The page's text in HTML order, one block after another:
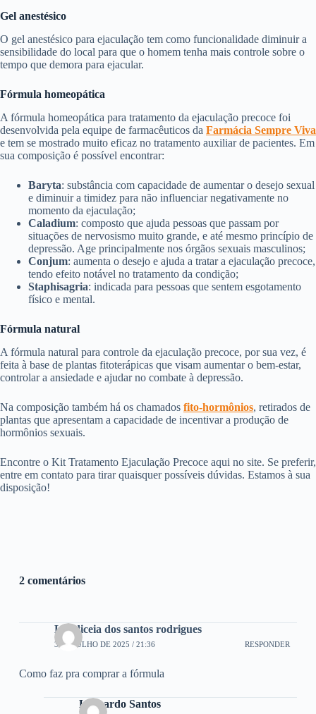
Gel anestésico
O gel anestésico para ejaculação tem como funcionalidade diminuir a
sensibilidade do local para que o homem tenha mais controle sobre o
tempo que demora para ejacular.
Fórmula homeopática
A fórmula homeopática para tratamento da ejaculação precoce foi
desenvolvida pela equipe de farmacêuticos da Farmácia Sempre Viva
e tem se mostrado muito eficaz no tratamento auxiliar de pacientes. Em
sua composição é possível encontrar:
Baryta: substância com capacidade de aumentar o desejo sexual
e diminuir a timidez para não influenciar negativamente no
momento da ejaculação;
Caladium: composto que ajuda pessoas que passam por
situações de nervosismo muito grande, e até mesmo princípio de
depressão. Age principalmente nos órgãos sexuais masculinos;
Conjum: aumenta o desejo e ajuda a tratar a ejaculação precoce,
tendo efeito notável no tratamento da condição;
Staphisagria: indicada para pessoas que sentem esgotamento
físico e mental.
Fórmula natural
A fórmula natural para controle da ejaculação precoce, por sua vez, é
feita à base de plantas fitoterápicas que visam aumentar o bem-estar,
controlar a ansiedade e ajudar no combate à depressão.
Na composição também há os chamados fito-hormônios, retirados de
plantas que apresentam a capacidade de incentivar a produção de
hormônios sexuais.
Encontre o Kit Tratamento Ejaculação Precoce aqui no site. Se preferir,
entre em contato para tirar quaisquer possíveis dúvidas. Estamos à sua
disposição!
2 comentários
Laudiceia dos santos rodrigues
3 DE JULHO DE 2025 / 21:36 RESPONDER
Como faz pra comprar a fórmula
Leonardo Santos